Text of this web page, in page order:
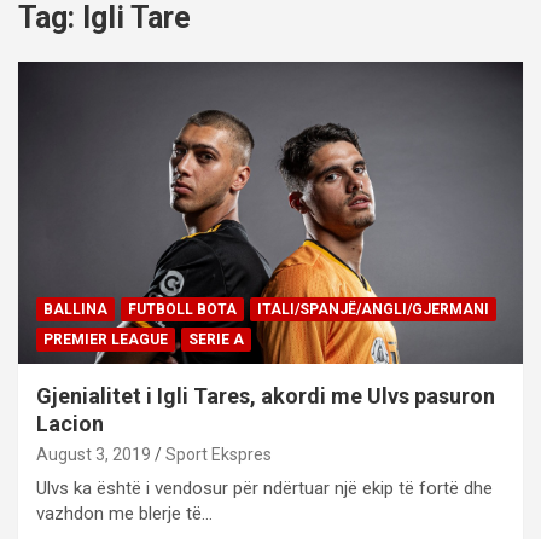
Tag: Igli Tare
BALLINA FUTBOLL BOTA
ITALI/SPANJË/ANGLI/GJERMANI
PREMIER LEAGUE
SERIE A
Gjenialitet i Igli Tares, akordi me Ulvs pasuron
Lacion
August 3, 2019 Sport Ekspres
Ulvs ka është i vendosur për ndërtuar një ekip të fortë dhe
vazhdon me blerje të…